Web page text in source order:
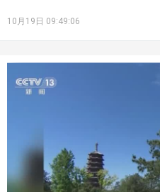
10月19日 09:49:06